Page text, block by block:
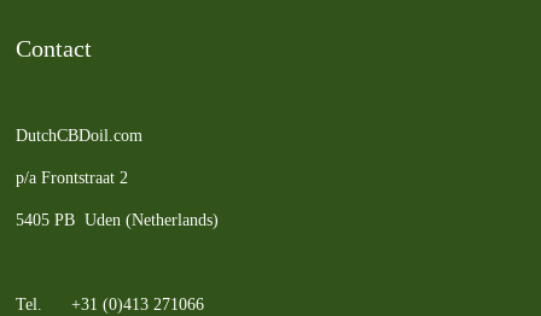
Contact
DutchCBDoil.com
p/a Frontstraat 2
5405 PB Uden (Netherlands)
Tel. +31 (0)413 271066